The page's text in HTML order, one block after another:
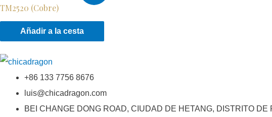
TM2520 (Cobre)
Añadir a la cesta
+86 133 7756 8676
luis@chicadragon.com
BEI CHANGE DONG ROAD, CIUDAD DE HETANG, DISTRITO